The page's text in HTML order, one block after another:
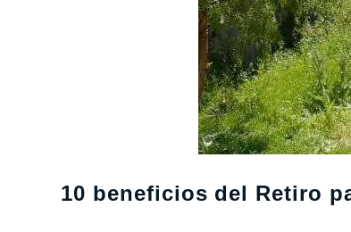
10 beneficios del Retiro